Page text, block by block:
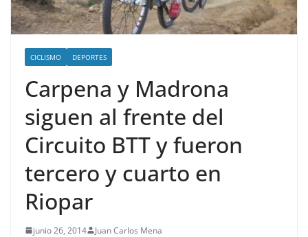
CICLISMO DEPORTES
Carpena y Madrona
siguen al frente del
Circuito BTT y fueron
tercero y cuarto en
Riopar
junio 26, 2014 Juan Carlos Mena